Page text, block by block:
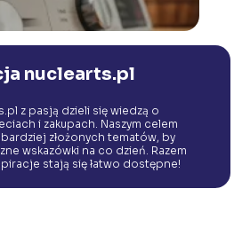
nuclearts.pl
z pasją dzieli się wiedzą o
i zakupach. Naszym celem
złożonych tematów, by
wskazówki na co dzień. Razem
stają się łatwo dostępne!